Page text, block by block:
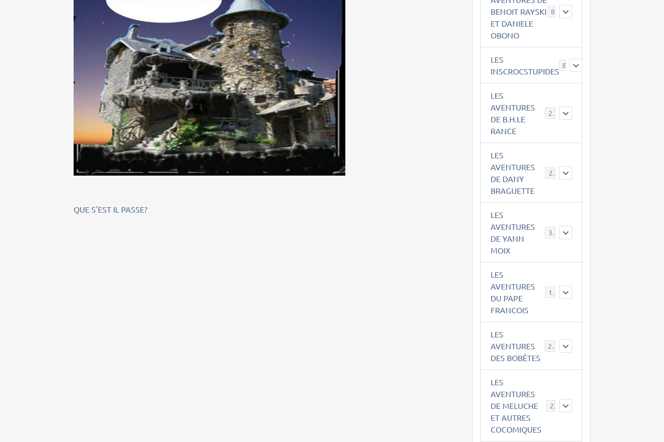
QUE S'EST IL PASSE?
BENOIT RAYSKI
ET DANIELE
OBONO
LES
INSCROCSTUPIDES
8
LES
AVENTURES
DE B.H.LE
RANCE
21
LES
AVENTURES
DE DANY
BRAGUETTE
29
LES
AVENTURES
DE YANN
MOIX
39
LES
AVENTURES
DU PAPE
FRANCOIS
15
LES
AVENTURES
DES BOBÊTES
23
LES
AVENTURES
DE MELUCHE
ET AUTRES
COCOMIQUES
22